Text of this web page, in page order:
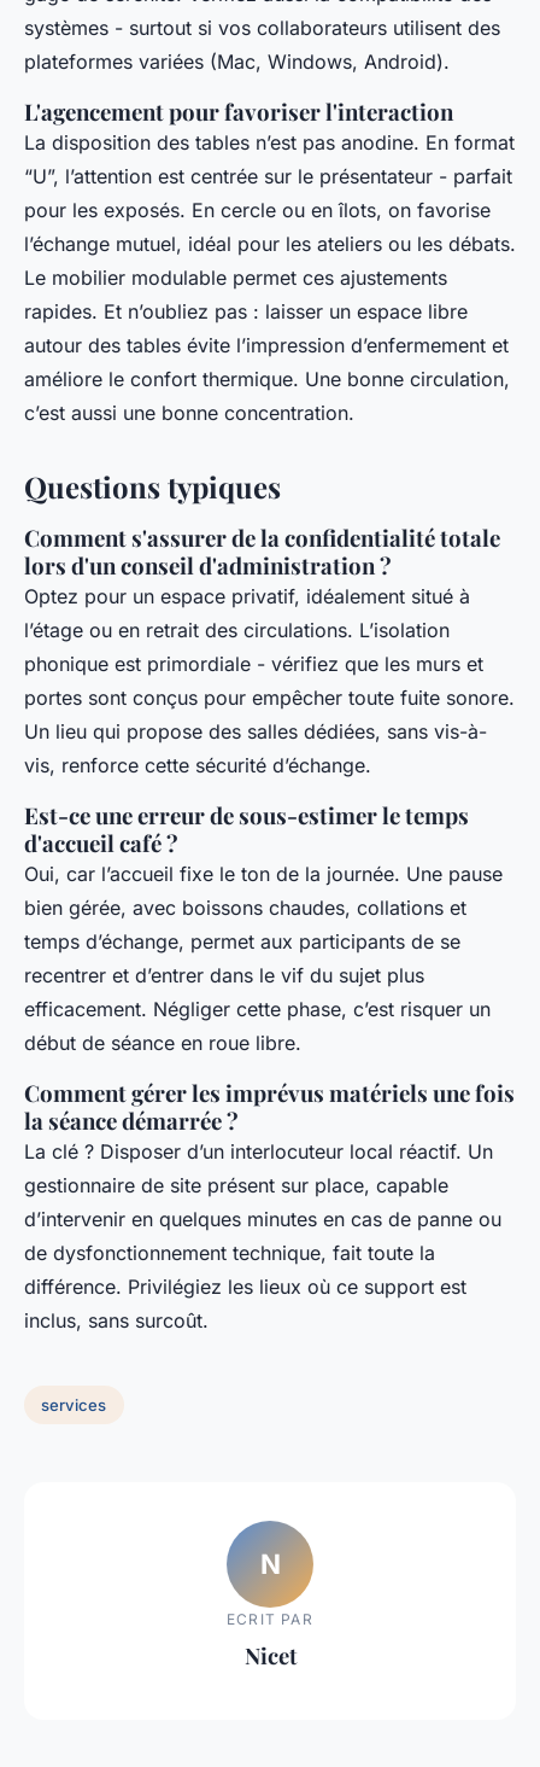
systèmes - surtout si vos collaborateurs utilisent des
plateformes variées (Mac, Windows, Android).
L'agencement pour favoriser l'interaction
La disposition des tables n’est pas anodine. En format
“U”, l’attention est centrée sur le présentateur - parfait
pour les exposés. En cercle ou en îlots, on favorise
l’échange mutuel, idéal pour les ateliers ou les débats.
Le mobilier modulable permet ces ajustements
rapides. Et n’oubliez pas : laisser un espace libre
autour des tables évite l’impression d’enfermement et
améliore le confort thermique. Une bonne circulation,
c’est aussi une bonne concentration.
Questions typiques
Comment s'assurer de la confidentialité totale
lors d'un conseil d'administration ?
Optez pour un espace privatif, idéalement situé à
l’étage ou en retrait des circulations. L’isolation
phonique est primordiale - vérifiez que les murs et
portes sont conçus pour empêcher toute fuite sonore.
Un lieu qui propose des salles dédiées, sans vis-à-
vis, renforce cette sécurité d’échange.
Est-ce une erreur de sous-estimer le temps
d'accueil café ?
Oui, car l’accueil fixe le ton de la journée. Une pause
bien gérée, avec boissons chaudes, collations et
temps d’échange, permet aux participants de se
recentrer et d’entrer dans le vif du sujet plus
efficacement. Négliger cette phase, c’est risquer un
début de séance en roue libre.
Comment gérer les imprévus matériels une fois
la séance démarrée ?
La clé ? Disposer d’un interlocuteur local réactif. Un
gestionnaire de site présent sur place, capable
d’intervenir en quelques minutes en cas de panne ou
de dysfonctionnement technique, fait toute la
différence. Privilégiez les lieux où ce support est
inclus, sans surcoût.
services
N
ECRIT PAR
Nicet